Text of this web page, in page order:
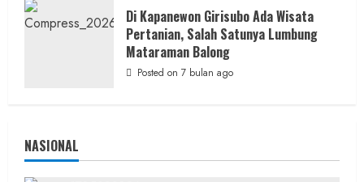
Posted on 15 jam ago
Di Kapanewon Girisubo Ada Wisata
Pertanian, Salah Satunya Lumbung
Mataraman Balong
Posted on 7 bulan ago
NASIONAL